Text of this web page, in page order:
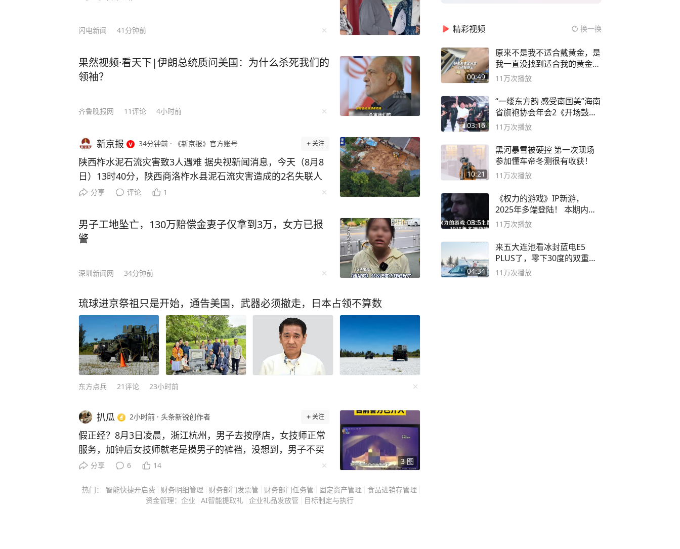
闪电新闻 41分钟前
果然视频·看天下|伊朗总统质问美国：为什么杀死我们的
领袖？
齐鲁晚报网 11评论 4小时前
新京报 34分钟前 · 《新京报》官方账号 关注
陕西柞水泥石流灾害致3人遇难 据央视新闻消息，今天（8月8
日）13时40分，陕西商洛柞水县泥石流灾害造成的2名失联人
员中，最后1名失联人员被找到，已确认不幸遇难，此次泥石流
消杀防疫工作，并妥善做好善后工作。 （总台记者 吴成轩 钱
金库） 编辑 李忆林子
分享 评论 1
男子工地坠亡，130万赔偿金妻子仅拿到3万，女方已报
警
深圳新闻网 34分钟前
琉球进京祭祖只是开始，通告美国，武器必须撤走，日本占领不算数
东方点兵 21评论 23小时前
3 图
扒瓜 2小时前 · 头条新锐创作者 关注
假正经？8月3日凌晨，浙江杭州，男子去按摩店，女技师正常
服务，加钟后女技师就老是摸男子的裤裆，没想到，男子不买
账，还投诉了技师，说有不正当服务，要求店家退款，店家不
前往当地一家足浴店消费，最初选购了699元的正规推拿套
餐。服务前期全程合规，女技师的手法和流程都符合门店标
分享 6 14
热门： 智能快捷开启费 财务明细管理 财务部门发票管 财务部门任务管 固定资产管理
食品进销存管理
资金管理：企业
AI智能提取礼 企业礼品发放管 目标制定与执行
精彩视频 换一换
00:49
原来不是我不适合戴黄金，是
我一直没找到适合我的黄金
😭
11万次播放
03:16
“一缕东方韵 感受南国美”海南
省旗袍协会年会2《开场鼓》
二团
11万次播放
10:21
黑河暴雪被硬控 第一次现场
参加懂车帝冬测很有收获！
11万次播放
03:51
《权力的游戏》IP新游，
2025年多端登陆！ 本期内容
概要
11万次播放
04:34
来五大连池看冰封蓝电E5
PLUS了，零下30度的双重冰
封40小时全录
11万次播放